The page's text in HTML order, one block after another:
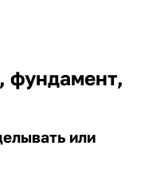
фундамент,
или